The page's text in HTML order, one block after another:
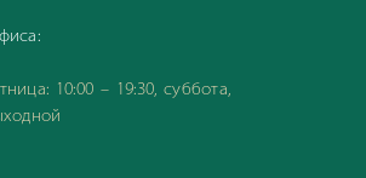
10:00 – 19:30, суббота,